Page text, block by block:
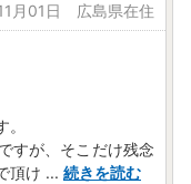
月01日 広島県在住
すが、そこだけ残念
頂け ... 続きを読む